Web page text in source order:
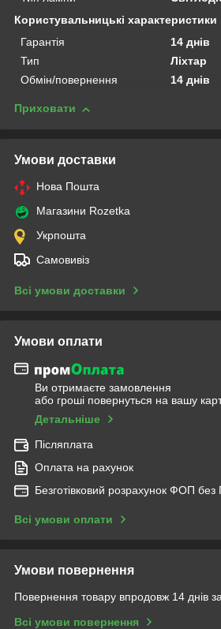
Користувальницькі характеристики
Гарантія
14 днів
Тип
Ліхтар
Обмін/повернення
14 днів
Приховати
Умови доставки
Нова Пошта
Магазини Rozetka
Укрпошта
Самовивіз
Всі умови доставки
Умови оплати
Ви отримаєте замовлення
або гроші повернуться на вашу
Детальніше
Післяплата
Оплата на рахунок
Безготівковий розрахунок ФОП
Всі умови оплати
Умови повернення
Повернення товару впродовж 14 днів
Всі умови повернення